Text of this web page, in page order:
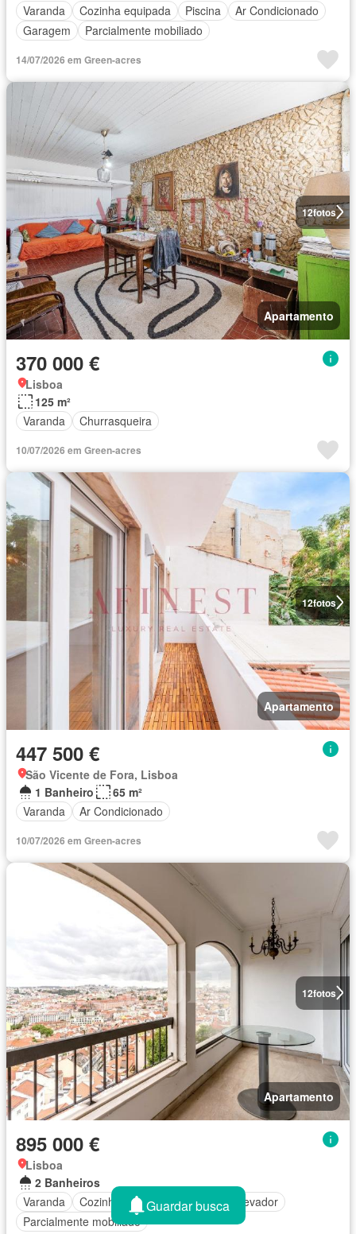
Varanda
Cozinha equipada Piscina
Ar Condicionado
Garagem
Parcialmente mobiliado
14/07/2026 em Green-acres
12fotos
Apartamento
370 000 €
Lisboa
125 m²
Varanda
Churrasqueira
10/07/2026 em Green-acres
12fotos
Apartamento
447 500 €
São Vicente de Fora, Lisboa
1 Banheiro
65 m²
Varanda
Ar Condicionado
10/07/2026 em Green-acres
12fotos
Apartamento
895 000 €
Lisboa
2 Banheiros
Varanda
Cozinha equipada Jardim
Elevador
Parcialmente mobiliado
Guardar busca